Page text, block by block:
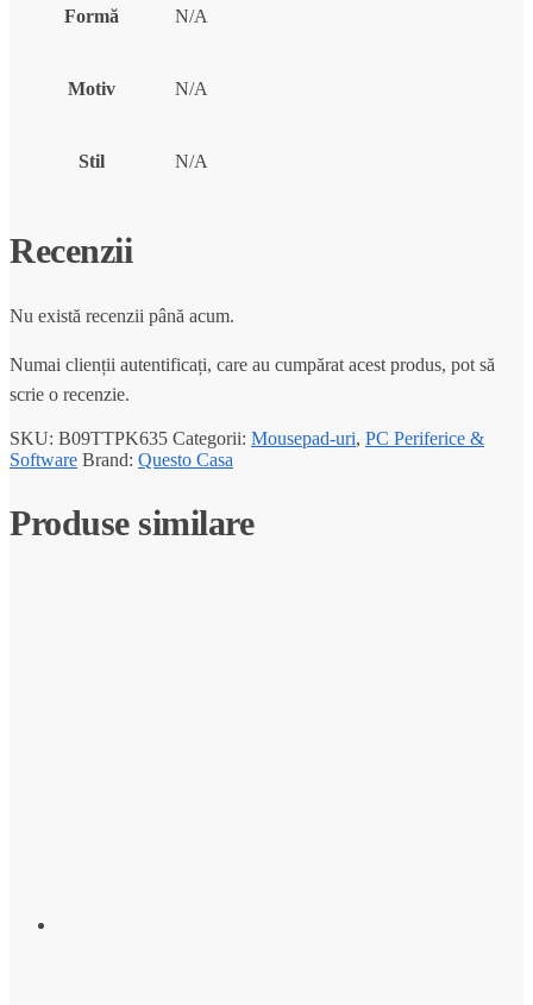
Formă N/A
Motiv N/A
Stil N/A
Recenzii
Nu există recenzii până acum.
Numai clienții autentificați, care au cumpărat acest produs, pot să
scrie o recenzie.
SKU: B09TTPK635 Categorii: Mousepad-uri, PC Periferice &
Software Brand: Questo Casa
Produse similare